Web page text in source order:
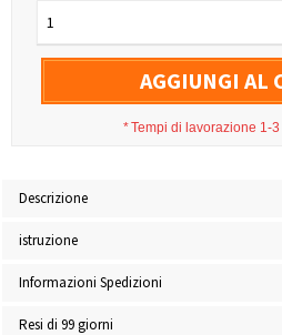
1
AGGIUNGI AL
*Tempi di lavorazione 1-
Descrizione
istruzione
Informazioni Spedizioni
Resi di 99 giorni